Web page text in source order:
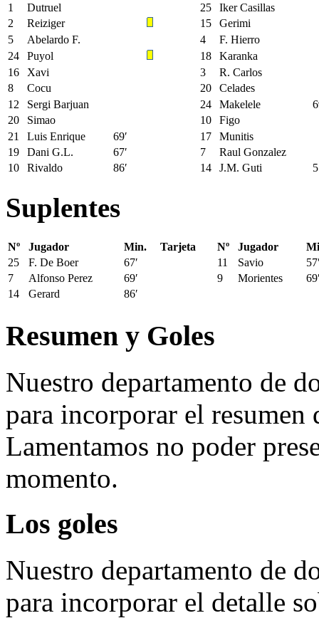
1
Dutruel 25
Iker Casillas
2
Reiziger 15
Gerimi
5
Abelardo F. 4
F. Hierro
24
Puyol 18
Karanka
16
Xavi 3
R. Carlos
8
Cocu 20
Celades
12
Sergi Barjuan 24 Makelele
20
Simao 10
Figo
21
Luis Enrique 69′ 17
Munitis
19
Dani G.L. 67′ 7
Raul Gonzalez
10
Rivaldo 86′ 14 J.M. Guti
Suplentes
Nº Jugador Min. Tarjeta Nº Jugador
25
F. De Boer 67′ 11 Savio
7
Alfonso Perez 69′ 9 Morientes
14
Gerard 86′
Resumen y Goles
Nuestro departamento de
para incorporar el
Lamentamos no poder
momento.
Los goles
Nuestro departamento de
para incorporar el detalle